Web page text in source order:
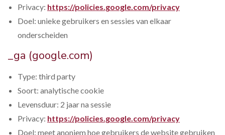
Privacy: https://policies.google.com/privacy
Doel: unieke gebruikers en sessies van elkaar
onderscheiden
_ga (google.com)
Type: third party
Soort: analytische cookie
Levensduur: 2 jaar na sessie
Privacy: https://policies.google.com/privacy
Doel: meet anoniem hoe gebruikers de website gebruiken